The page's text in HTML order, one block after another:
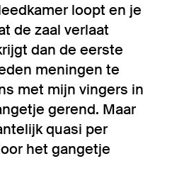
loopt en je
de zaal verlaat
dan de eerste
meningen te
met mijn vingers in
gerend. Maar
quasi per
het gangetje